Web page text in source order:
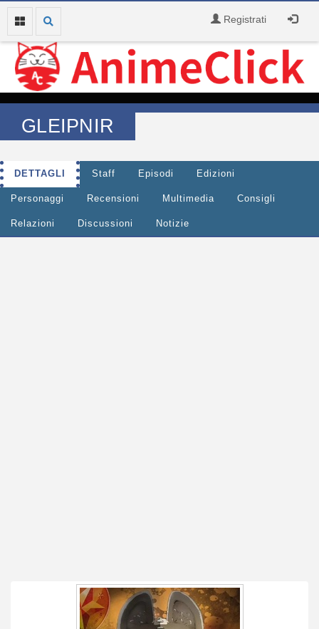
Registrati
GLEIPNIR
DETTAGLI Staff Episodi Edizioni
Personaggi Recensioni Multimedia Consigli
Relazioni Discussioni Notizie